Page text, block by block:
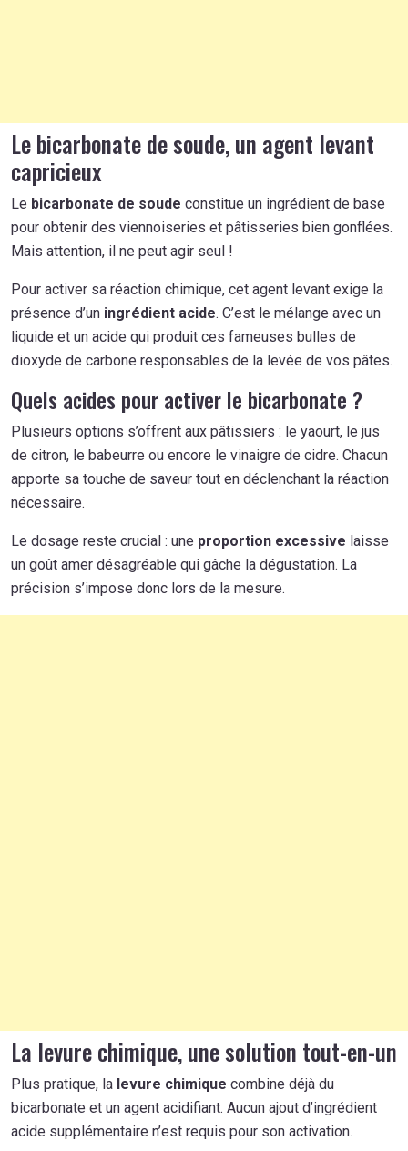
Le bicarbonate de soude, un agent levant
capricieux
Le bicarbonate de soude constitue un ingrédient de base
pour obtenir des viennoiseries et pâtisseries bien gonflées.
Mais attention, il ne peut agir seul !
Pour activer sa réaction chimique, cet agent levant exige la
présence d’un ingrédient acide. C’est le mélange avec un
liquide et un acide qui produit ces fameuses bulles de
dioxyde de carbone responsables de la levée de vos pâtes.
Quels acides pour activer le bicarbonate ?
Plusieurs options s’offrent aux pâtissiers : le yaourt, le jus
de citron, le babeurre ou encore le vinaigre de cidre. Chacun
apporte sa touche de saveur tout en déclenchant la réaction
nécessaire.
Le dosage reste crucial : une proportion excessive laisse
un goût amer désagréable qui gâche la dégustation. La
précision s’impose donc lors de la mesure.
La levure chimique, une solution tout-en-un
Plus pratique, la levure chimique combine déjà du
bicarbonate et un agent acidifiant. Aucun ajout d’ingrédient
acide supplémentaire n’est requis pour son activation.